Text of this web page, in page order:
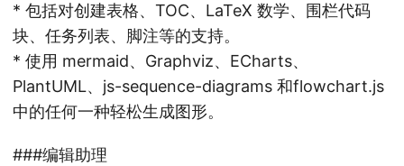
* 包括对创建表格、TOC、LaTeX 数学、围栏代码
块、任务列表、脚注等的支持。
* 使用 mermaid、Graphviz、ECharts、
PlantUML、js-sequence-diagrams 和flowchart.js
中的任何一种轻松生成图形。
###编辑助理